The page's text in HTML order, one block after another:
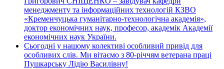
менеджменту та інформаційних технологій КЗВО
«Кременчуцька гуманітарно-технологічна академія»,
доктор економічних наук, професор, академік Академії
економічних наук України.
Сьогодні у нашому колективі особливий привід для
особливих слів. Ми вітаємо з 80-річчям ветерана праці
Пушкарську Лідію Василівну!